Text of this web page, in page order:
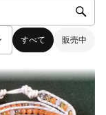
すべて 販売中